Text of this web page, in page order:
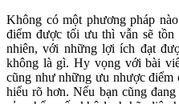
Không có một phương pháp
điểm được tối ưu thì vẫn sẽ
nhiên, với những lợi ích đạt
không là gì. Hy vọng với bài
cũng như những ưu nhược điểm
hiểu rõ hơn. Nếu bạn cũng